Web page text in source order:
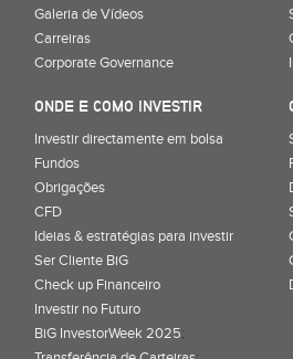
Galeria de Vídeos
Carreiras
Corporate Governance
ONDE E COMO INVESTIR
Investir directamente em bolsa
Fundos
Obrigações
CFD
Ideias & estratégias para investir
Ser Cliente BiG
Check up Financeiro
Investir no Futuro
BiG InvestorWeek 2025;